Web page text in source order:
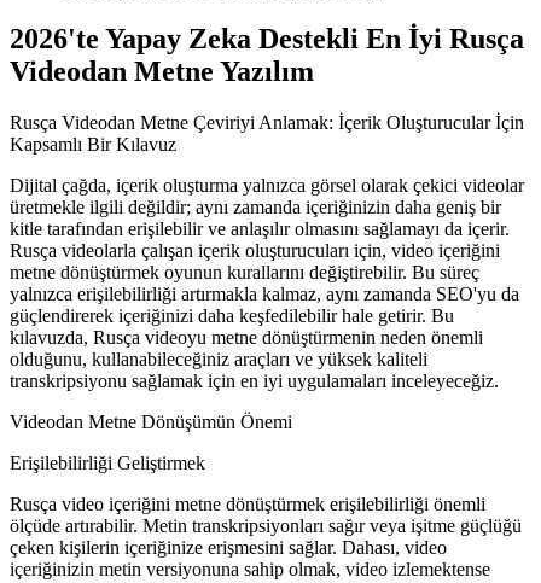
2026'te Yapay Zeka Destekli En İyi Rusça
Videodan Metne Yazılım
Rusça Videodan Metne Çeviriyi Anlamak: İçerik Oluşturucular İçin
Kapsamlı Bir Kılavuz
Dijital çağda, içerik oluşturma yalnızca görsel olarak çekici videolar
üretmekle ilgili değildir; aynı zamanda içeriğinizin daha geniş bir
kitle tarafından erişilebilir ve anlaşılır olmasını sağlamayı da içerir.
Rusça videolarla çalışan içerik oluşturucuları için, video içeriğini
metne dönüştürmek oyunun kurallarını değiştirebilir. Bu süreç
yalnızca erişilebilirliği artırmakla kalmaz, aynı zamanda SEO'yu da
güçlendirerek içeriğinizi daha keşfedilebilir hale getirir. Bu
kılavuzda, Rusça videoyu metne dönüştürmenin neden önemli
olduğunu, kullanabileceğiniz araçları ve yüksek kaliteli
transkripsiyonu sağlamak için en iyi uygulamaları inceleyeceğiz.
Videodan Metne Dönüşümün Önemi
Erişilebilirliği Geliştirmek
Rusça video içeriğini metne dönüştürmek erişilebilirliği önemli
ölçüde artırabilir. Metin transkripsiyonları sağır veya işitme güçlüğü
çeken kişilerin içeriğinize erişmesini sağlar. Dahası, video
içeriğinizin metin versiyonuna sahip olmak, video izlemektense